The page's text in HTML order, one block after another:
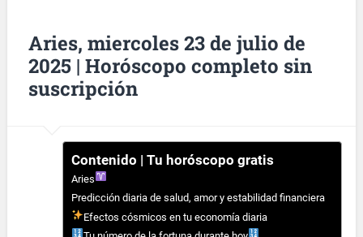
Aries, miercoles 23 de julio de
2025 | Horóscopo completo sin
suscripción
Contenido | Tu horóscopo gratis
Aries
Predicción diaria de salud, amor y estabilidad financiera
Efectos cósmicos en tu economía diaria